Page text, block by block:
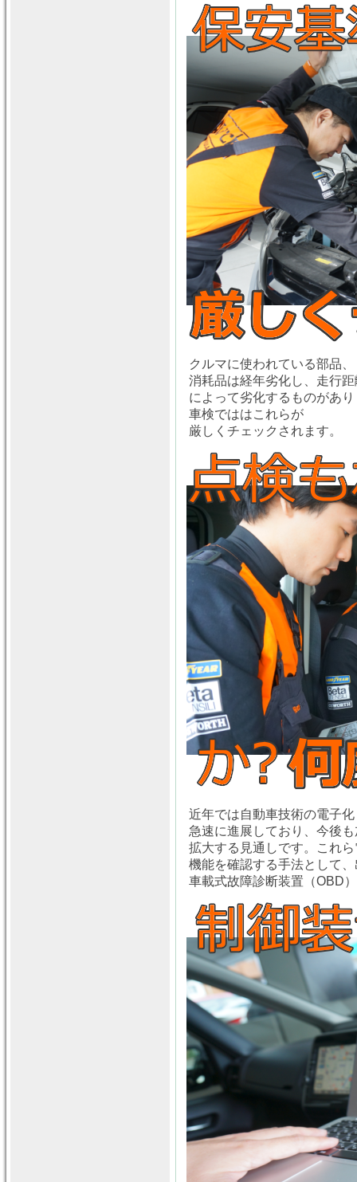
クルマに使われている部品、
消耗品は経年劣化し、走行距
によって劣化するものがあり
車検でははこれらが
厳しくチェックされます。
近年では自動車技術の電子化
急速に進展しており、今後も
拡大する見通しです。これら
機能を確認する手法として、
車載式故障診断装置（OBD